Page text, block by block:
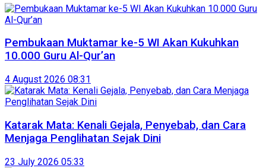
Pembukaan Muktamar ke-5 WI Akan Kukuhkan
10.000 Guru Al-Qur’an
4 August 2026 08:31
Katarak Mata: Kenali Gejala, Penyebab, dan Cara
Menjaga Penglihatan Sejak Dini
23 July 2026 05:33